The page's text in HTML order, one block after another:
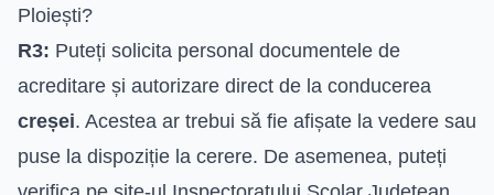
Ploiești?
R3: Puteți solicita personal documentele de
acreditare și autorizare direct de la conducerea
creșei. Acestea ar trebui să fie afișate la vedere sau
puse la dispoziție la cerere. De asemenea, puteți